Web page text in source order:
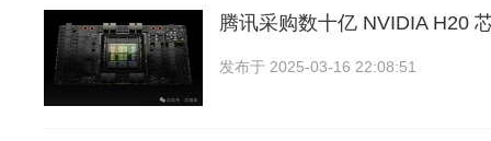
腾讯采购数十亿 NVIDIA H20
发布于 2025-03-16 22:08:51